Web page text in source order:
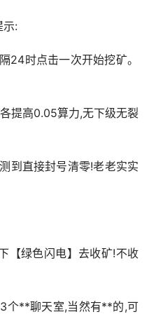
示:
24时点击一次开始挖矿。
提高0.05算力,无下级无裂
到直接封号清零!老老实实
【绿色闪电】去收矿!不收
个**聊天室,当然有**的,可